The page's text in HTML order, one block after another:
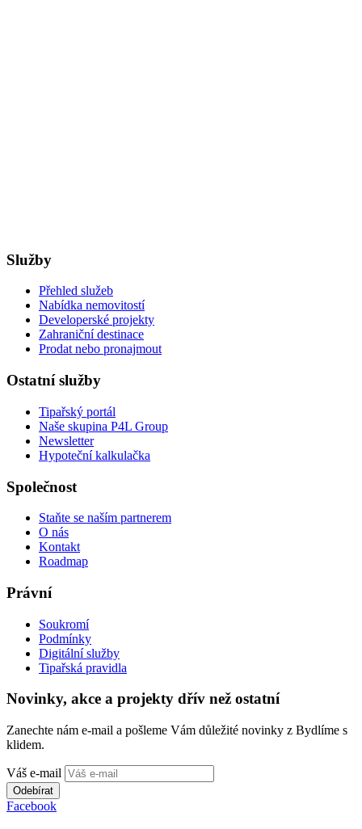
Služby
Přehled služeb
Nabídka nemovitostí
Developerské projekty
Zahraniční destinace
Prodat nebo pronajmout
Ostatní služby
Tipařský portál
Naše skupina P4L Group
Newsletter
Hypoteční kalkulačka
Společnost
Staňte se naším partnerem
O nás
Kontakt
Roadmap
Právní
Soukromí
Podmínky
Digitální služby
Tipařská pravidla
Novinky, akce a projekty dřív než ostatní
Zanechte nám e-mail a pošleme Vám důležité novinky z Bydlíme s
klidem.
Váš e-mail
Odebírat
Facebook